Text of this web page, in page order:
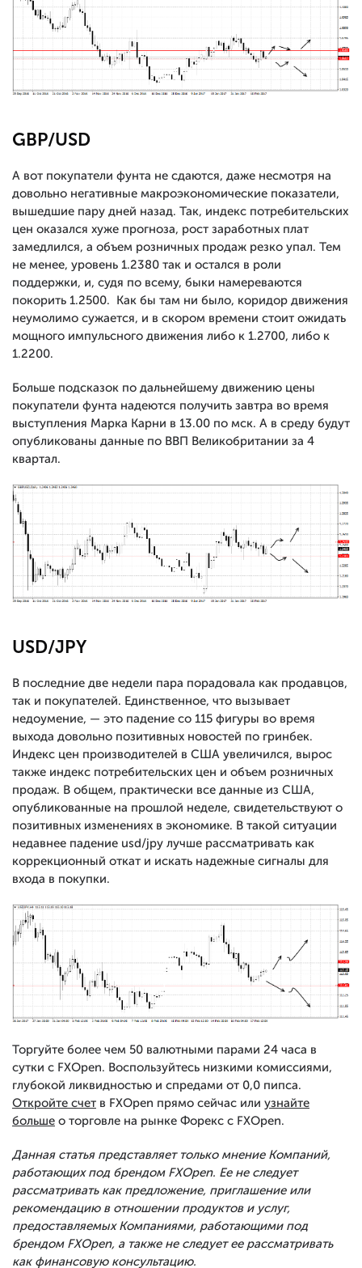
GBP/USD
А вот покупатели фунта не сдаются, даже несмотря на
довольно негативные макроэкономические показатели,
вышедшие пару дней назад. Так, индекс потребительских
цен оказался хуже прогноза, рост заработных плат
замедлился, а объем розничных продаж резко упал. Тем
не менее, уровень 1.2380 так и остался в роли
поддержки, и, судя по всему, быки намереваются
покорить 1.2500. Как бы там ни было, коридор движения
неумолимо сужается, и в скором времени стоит ожидать
мощного импульсного движения либо к 1.2700, либо к
1.2200.
Больше подсказок по дальнейшему движению цены
покупатели фунта надеются получить завтра во время
выступления Марка Карни в 13.00 по мск. А в среду будут
опубликованы данные по ВВП Великобритании за 4
квартал.
USD/JPY
В последние две недели пара порадовала как продавцов,
так и покупателей. Единственное, что вызывает
недоумение, — это падение со 115 фигуры во время
выхода довольно позитивных новостей по гринбек.
Индекс цен производителей в США увеличился, вырос
также индекс потребительских цен и объем розничных
продаж. В общем, практически все данные из США,
опубликованные на прошлой неделе, свидетельствуют о
позитивных изменениях в экономике. В такой ситуации
недавнее падение usd/jpy лучше рассматривать как
коррекционный откат и искать надежные сигналы для
входа в покупки.
Торгуйте более чем 50 валютными парами 24 часа в
сутки с FXOpen. Воспользуйтесь низкими комиссиями,
глубокой ликвидностью и спредами от 0,0 пипса.
Откройте счет в FXOpen прямо сейчас или узнайте
больше о торговле на рынке Форекс с FXOpen.
Данная статья представляет только мнение Компаний,
работающих под брендом FXOpen. Ее не следует
рассматривать как предложение, приглашение или
рекомендацию в отношении продуктов и услуг,
предоставляемых Компаниями, работающими под
брендом FXOpen, а также не следует ее рассматривать
как финансовую консультацию.